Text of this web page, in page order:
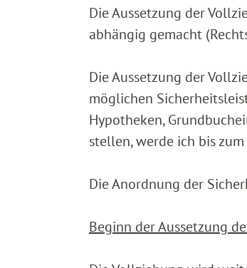
Die Aussetzung der
abhängig gemacht
Die Aussetzung der
möglichen
Hypotheken,
stellen, werde ich bis
Die Anordnung der
Beginn der Aussetzung